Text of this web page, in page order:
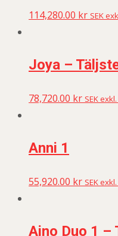
114,280.00 kr SEK
Joya –
78,720.00 kr SEK
Anni 1
55,920.00 kr SEK
Aino Duo 1 –